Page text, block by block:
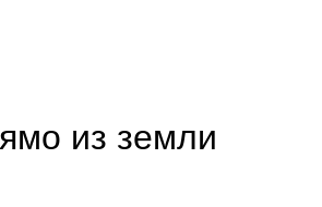
из земли